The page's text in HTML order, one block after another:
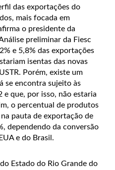
das exportações do
mais focada em
o presidente da
preliminar da Fiesc
e 5,8% das exportações
isentas das novas
Porém, existe um
se encontra sujeito às
e que, por isso, não estaria
o percentual de produtos
pauta de exportação de
dependendo da conversão
e do Brasil.
Estado do Rio Grande do